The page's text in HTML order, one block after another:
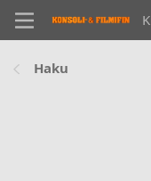
Haku